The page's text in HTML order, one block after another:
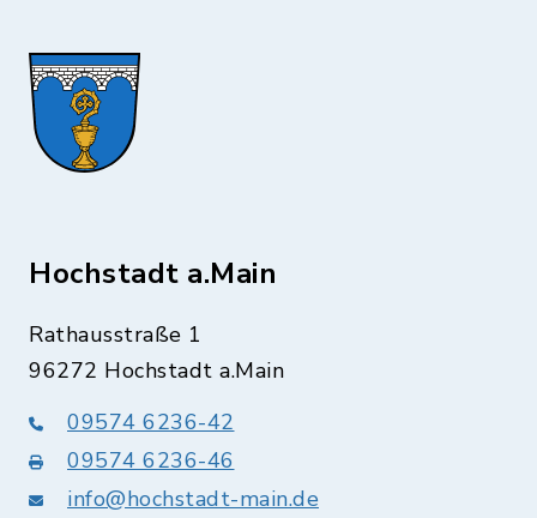
Hochstadt a.Main
Rathausstraße 1
96272 Hochstadt a.Main
09574 6236-42
09574 6236-46
info@hochstadt-main.de